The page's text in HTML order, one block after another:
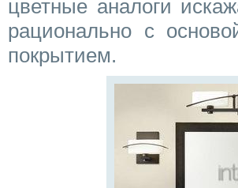
цветные аналоги
рационально с
покрытием.